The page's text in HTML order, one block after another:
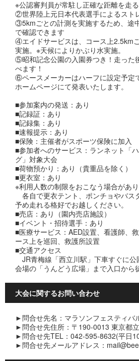
※公認審判員が常駐し正確な距離を走
②世界陸上元日本代表選手によるスト
③5kmごとの計測を実施するため、途
で確認できます
④エイドサービスは、コース上2.5km
実施。※天候によりかぶり水実施。
⑤昭和記念公園の入園券つき！走った
べます！
⑥ペースメーカーはハーフに設定予定
ホームページにて発表いたします。
■参加案内の発送：あり
■記録証：あり
■記録集：あり
■速報提示：あり
■保険：主催者がスポーツ保険に加入
■参加者へのサービス：ランネット「
グ」対象大会
■荷物預かり：あり（貴重品を除く）
■更衣室：あり
​※利用人数の制限をおこなう場合があり
各自で更衣テント、ポンチョやバス
予め走れる格好でお越しください。
■売店：あり（園内売店施設）
■イベント・招待選手：あり
■医療サービス：AED設置、看護師、
ース上を巡回、救護所設置
■交通アクセス
JR青梅線「西立川駅」下車すぐに公
会場の「うんどう広場」まで入口から
大会に関するお問い合わせ
►問合せ先名：マラソンフェスティバ
►問合せ先住所：〒190-0013 東京都
►問合せ先TEL：042-595-8632(平日
►問合せ先メールアドレス：